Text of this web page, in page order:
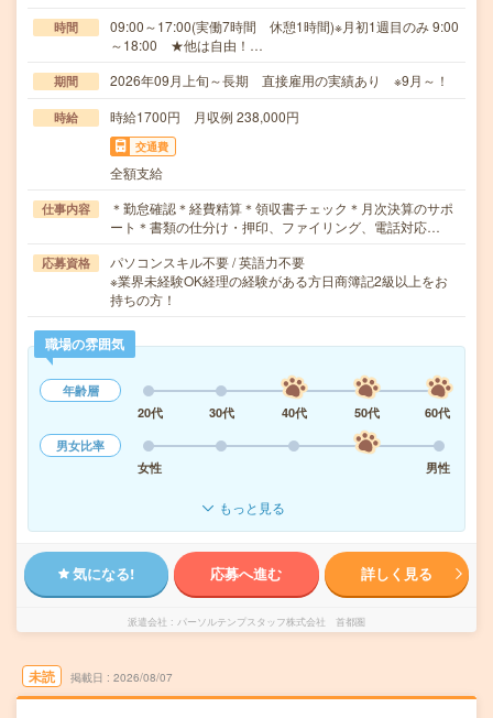
時間
09:00～17:00(実働7時間 休憩1時間)※月初1週目のみ 9:00
～18:00 ★他は自由！…
期間 2026年09月上旬～長期 直接雇用の実績あり ※9月～！
時給 時給1700円 月収例 238,000円
交通費
全額支給
仕事内容
＊勤怠確認＊経費精算＊領収書チェック＊月次決算のサポ
ート＊書類の仕分け・押印、ファイリング、電話対応…
応募資格
パソコンスキル不要 / 英語力不要
※業界未経験OK経理の経験がある方日商簿記2級以上をお
持ちの方！
職場の雰囲気
年齢層
20代
30代 40代 50代
60代
男女比率
女性
男性
もっと見る
気になる! 応募へ進む 詳しく見る
派遣会社 パーソルテンプスタッフ株式会社 首都圏
未読 掲載日 2026/08/07